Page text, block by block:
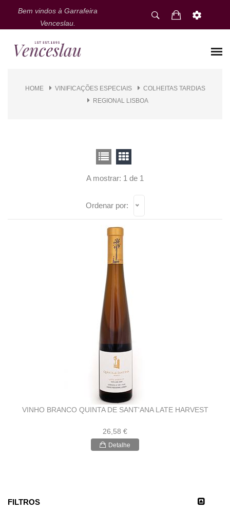
Bem vindos à Garrafeira
Venceslau.
HOME VINIFICAÇÕES ESPECIAIS
COLHEITAS TARDIAS
REGIONAL LISBOA
FILTROS
A mostrar: 1 de 1
Ordenar por:
VINHO BRANCO QUINTA DE SANT'ANA LATE HARVEST
26,58 €
Detalhe